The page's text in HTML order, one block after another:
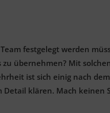
festgelegt werden
übernehmen? Mit solchen
ist sich einig nach
Detail klären. Mach keinen